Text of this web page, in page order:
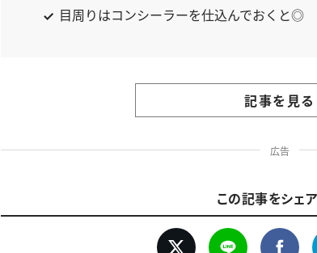
目周りはコンシーラーを仕込んでおくと◎
記事を見る
広告
この記事をシェ